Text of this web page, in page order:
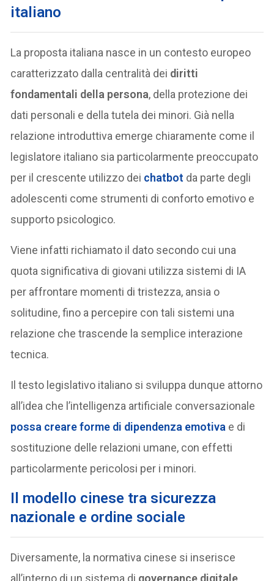
italiano
La proposta italiana nasce in un contesto europeo
caratterizzato dalla centralità dei diritti
fondamentali della persona, della protezione dei
dati personali e della tutela dei minori. Già nella
relazione introduttiva emerge chiaramente come il
legislatore italiano sia particolarmente preoccupato
per il crescente utilizzo dei chatbot da parte degli
adolescenti come strumenti di conforto emotivo e
supporto psicologico.
Viene infatti richiamato il dato secondo cui una
quota significativa di giovani utilizza sistemi di IA
per affrontare momenti di tristezza, ansia o
solitudine, fino a percepire con tali sistemi una
relazione che trascende la semplice interazione
tecnica.
Il testo legislativo italiano si sviluppa dunque attorno
all’idea che l’intelligenza artificiale conversazionale
possa creare forme di dipendenza emotiva e di
sostituzione delle relazioni umane, con effetti
particolarmente pericolosi per i minori.
Il modello cinese tra sicurezza
nazionale e ordine sociale
Diversamente, la normativa cinese si inserisce
all’interno di un sistema di governance digitale